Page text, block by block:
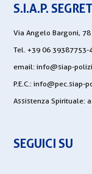
S.I.A.P.
Via Angelo Bargoni,
Tel. +39 06 39387753-
email: info@siap-
P.E.C.: info@pec.siap-
Assistenza Spirituale:
SEGUICI SU